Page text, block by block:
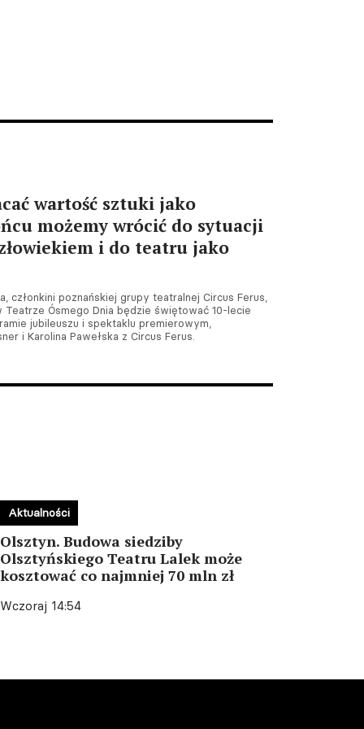
wartość sztuki jako
możemy wrócić do sytuacji
i do teatru jako
członkini poznańskiej grupy teatralnej Circus Ferus,
Teatrze Ósmego Dnia będzie świętować 10-lecie
jubileuszu i spektaklu premierowym,
i Karolina Pawełska z Circus Ferus.
Olsztyn. Budowa siedziby
Olsztyńskiego Teatru Lalek może
kosztować co najmniej 70 mln zł
Wczoraj 14:54
Aktualności